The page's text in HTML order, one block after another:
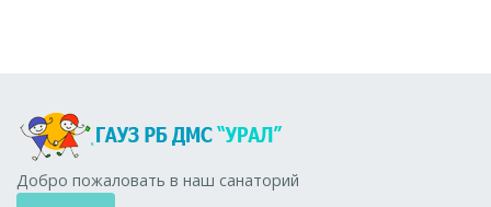
Добро пожаловать в наш санаторий